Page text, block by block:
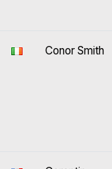
Conor Smith